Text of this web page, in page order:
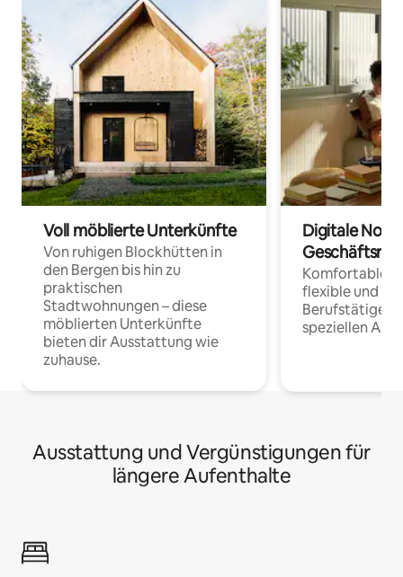
Voll möblierte Unterkünfte
Von ruhigen Blockhütten in
den Bergen bis hin zu
praktischen
Stadtwohnungen – diese
möblierten Unterkünfte
bieten dir Ausstattung wie
zuhause.
Digitale
Komfortable
flexible und
Berufstätige
speziellen
Ausstattung und Vergünstigungen für
längere Aufenthalte